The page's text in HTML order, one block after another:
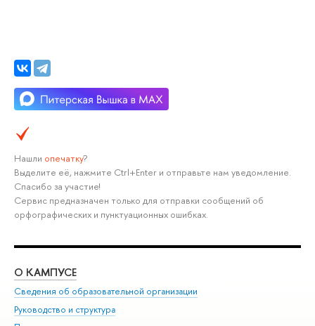
Нашли опечатку?
Выделите её, нажмите Ctrl+Enter и отправьте нам уведомление.
Спасибо за участие!
Сервис предназначен только для отправки сообщений об
орфографических и пунктуационных ошибках.
О КАМПУСЕ
Сведения об образовательной организации
Руководство и структура